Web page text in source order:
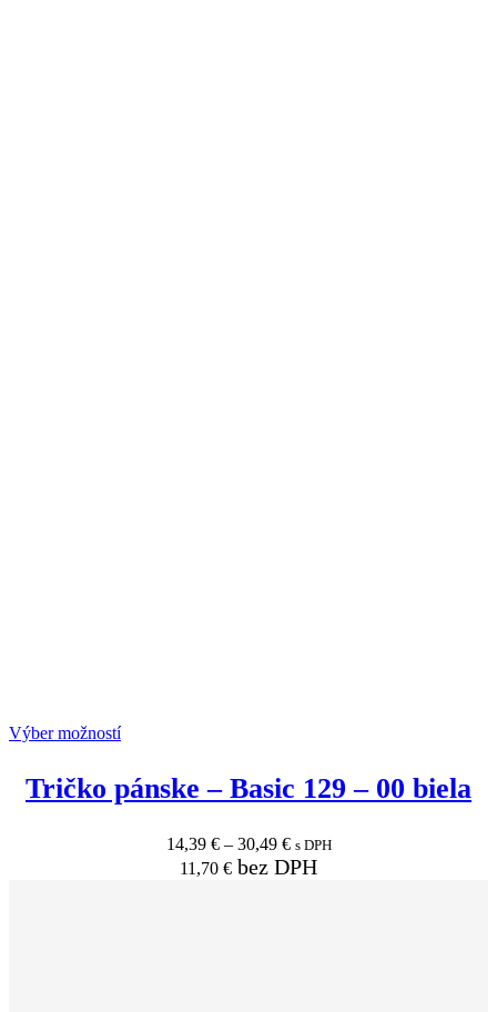
Výber možností
Tričko pánske – Basic 129 – 00 biela
14,39 € – 30,49 € s DPH
11,70 € bez DPH